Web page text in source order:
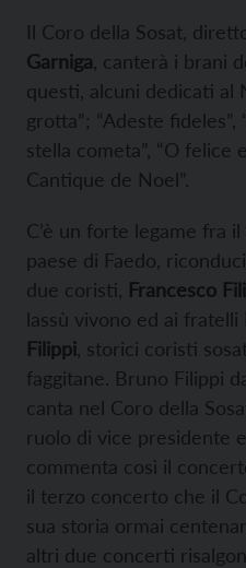
Il Coro della Sosat,
Garniga , canterà i brani
questi, alcuni dedicati al
grotta”; “Adeste fideles”,
stella cometa”, “O felice
Cantique de Noel”.
C’è un forte legame fra
paese di Faedo,
due coristi, Francesco
lassù vivono ed ai fratelli
Filippi , storici coristi
faggitane. Bruno Filippi
canta nel Coro della
ruolo di vice presidente
commenta così il
il terzo concerto che il
sua storia ormai
altri due concerti